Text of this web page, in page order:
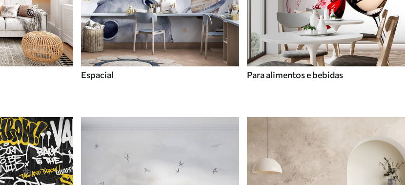
Espacial Para alimentos e bebidas